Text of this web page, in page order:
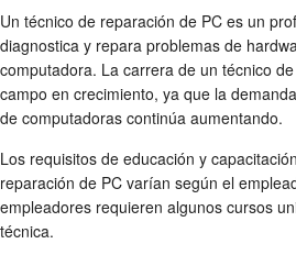
Un técnico de reparación de PC es un
diagnostica y repara problemas de
computadora. La carrera de un técnico
campo en crecimiento, ya que la
de computadoras continúa aumentando.
Los requisitos de educación y
reparación de PC varían según el
empleadores requieren algunos cursos
técnica.